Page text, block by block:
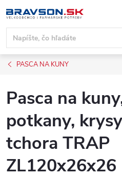
na
obsah
PASCA NA KUNY
Pasca na
potkany,
tchora TRAP
ZL120x26x26